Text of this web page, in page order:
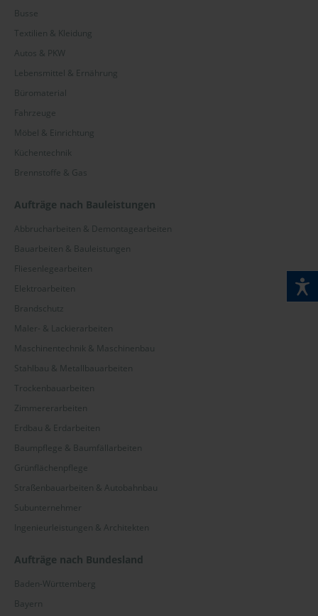
Busse
Textilien & Kleidung
Autos & PKW
Lebensmittel & Ernährung
Büromaterial
Fahrzeuge
Möbel & Einrichtung
Küchentechnik
Brennstoffe & Gas
Aufträge nach Bauleistungen
Abbrucharbeiten & Demontagearbeiten
Bauarbeiten & Bauleistungen
Fliesenlegearbeiten
Elektroarbeiten
Brandschutz
Maler- & Lackierarbeiten
Maschinentechnik & Maschinenbau
Stahlbau & Metallbauarbeiten
Trockenbauarbeiten
Zimmererarbeiten
Erdbau & Erdarbeiten
Baumpflege & Baumfällarbeiten
Grünflächenpflege
Straßenbauarbeiten & Autobahnbau
Subunternehmer
Ingenieurleistungen & Architekten
Aufträge nach Bundesland
Baden-Württemberg
Bayern